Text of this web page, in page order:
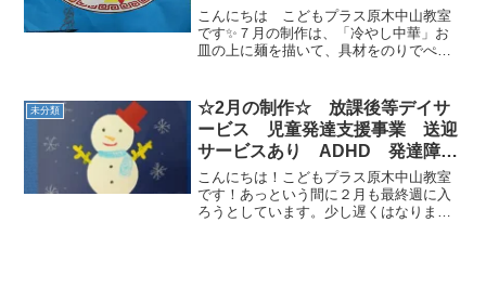
育 市川市 船橋市
こんにちは こどもプラス原木中山教室
です✨７月の制作は、「冷やし中華」お
皿の上に麺を描いて、具材をのりでぺた
～」と言っているお友だちも・・・
（笑）美味しそうな冷やし中華...
未分類
☆2月の制作☆ 放課後等デイサ
ービス 児童発達支援事業 送迎
サービスあり ADHD 発達障
害 運動療育 市川市 船橋市
こんにちは！こどもプラス原木中山教室
です！あっという間に２月も最終週に入
ろうとしています。少し遅くはなりまし